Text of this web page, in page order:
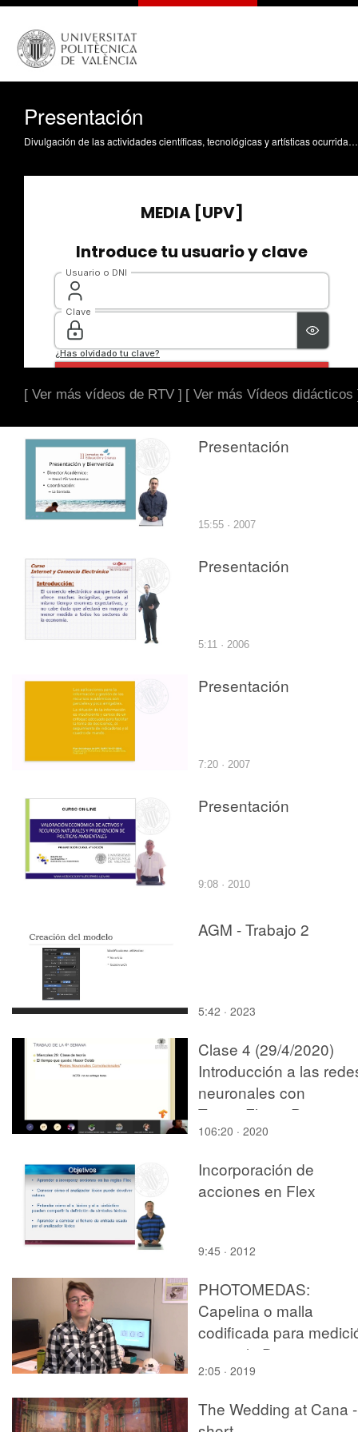
Presentación
Divulgación de las actividades científicas, tecnológicas y artísticas ocurridas en los tres campus de la UPV
[ Ver más vídeos de RTV ] [ Ver más Vídeos didácticos
Presentación
15:55 · 2007
Presentación
5:11 · 2006
Presentación
7:20 · 2007
Presentación
9:08 · 2010
AGM - Trabajo 2
5:42 · 2023
Clase 4 (29/4/2020)
Introducción a las
neuronales con
TensorFlow - Proyecto
Robótica
106:20 · 2020
Incorporación de
acciones en Flex
9:45 · 2012
PHOTOMEDAS:
Capelina o malla
codificada para
craneal 3D
2:05 · 2019
The Wedding at Cana -